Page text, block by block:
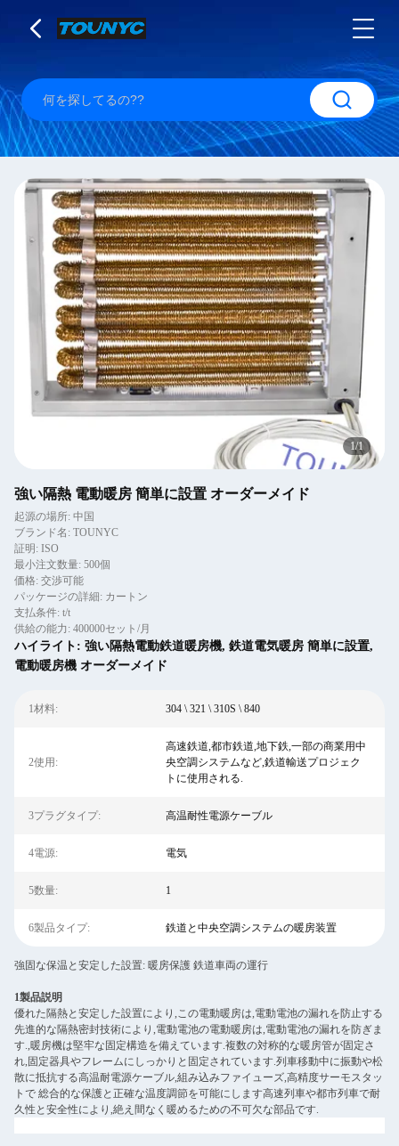
1/1
強い隔熱 電動暖房 簡単に設置 オーダーメイド
起源の場所: 中国
ブランド名: TOUNYC
証明: ISO
最小注文数量: 500個
価格: 交渉可能
パッケージの詳細: カートン
支払条件: t/t
供給の能力: 400000セット/月
ハイライト: 強い隔熱電動鉄道暖房機, 鉄道電気暖房 簡単に設置,
電動暖房機 オーダーメイド
1材料: 304 \ 321 \ 310S \ 840
2使用:
高速鉄道,都市鉄道,地下鉄,一部の商業用中
央空調システムなど,鉄道輸送プロジェク
トに使用される.
3プラグタイプ: 高温耐性電源ケーブル
4電源: 電気
5数量: 1
6製品タイプ: 鉄道と中央空調システムの暖房装置
強固な保温と安定した設置: 暖房保護 鉄道車両の運行
1製品説明
優れた隔熱と安定した設置により,この電動暖房は,電動電池の漏れを防止する
先進的な隔熱密封技術により,電動電池の電動暖房は,電動電池の漏れを防ぎま
す.,暖房機は堅牢な固定構造を備えています.複数の対称的な暖房管が固定さ
れ,固定器具やフレームにしっかりと固定されています.列車移動中に振動や松
散に抵抗する高温耐電源ケーブル,組み込みファイューズ,高精度サーモスタッ
トで 総合的な保護と正確な温度調節を可能にします高速列車や都市列車で耐
久性と安全性により,絶え間なく暖めるための不可欠な部品です.